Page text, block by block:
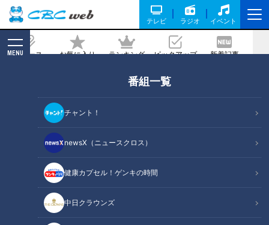
テレビ ラジオ イベント
ニュース お気に入り ランキング ピックアップ 新着記事
MENU
番組一覧
チャント！
newsX（ニュースクロス）
健康カプセル！ゲンキの時間
中日クラウンズ
RadiChubu（ラジチューブ）
読んで聴く、新しい習慣。番組内容を編集した記事からラジオ番組
を聴いていただける”RadiChubu”。名古屋を拠点とするCBCラジオ
の番組と連動した、中部地方ならではの記事を配信する情報サイト